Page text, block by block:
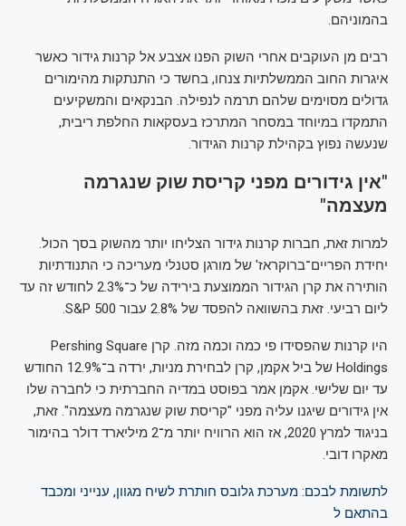
בהמוניהם.
רבים מן העוקבים אחרי השוק הפנו אצבע אל קרנות גידור כאשר
איגרות החוב הממשלתיות צנחו, בחשד כי התנתקות מהימורים
גדולים מסוימים שלהם תרמה לנפילה. הבנקאים והמשקיעים
התמקדו במיוחד במסחר המתרכז בעסקאות החלפת ריבית,
שנעשה נפוץ בקהילת קרנות הגידור.
"אין גידורים מפני קריסת שוק שנגרמה
מעצמה"
למרות זאת, חברות קרנות גידור הצליחו יותר מהשוק בסך הכול.
יחידת הפריים־ברוקראז' של מורגן סטנלי מעריכה כי התנודתיות
הותירה את קרן הגידור הממוצעת בירידה של כ־2.3% לחודש זה עד
ליום רביעי. זאת בהשוואה להפסד של 2.8% עבור S&P 500.
היו קרנות שהפסידו פי כמה וכמה מזה. קרן Pershing Square
Holdings של ביל אקמן, קרן לבחירת מניות, ירדה ב־12.9% החודש
עד יום שלישי. אקמן אמר בפוסט במדיה החברתית כי לחברה שלו
אין גידורים שיגנו עליה מפני "קריסת שוק שנגרמה מעצמה". זאת,
בניגוד למרץ 2020, אז הוא הרוויח יותר מ־2 מיליארד דולר בהימור
מאקרו דובי.
לתשומת לבכם: מערכת גלובס חותרת לשיח מגוון, ענייני ומכבד
בהתאם ל